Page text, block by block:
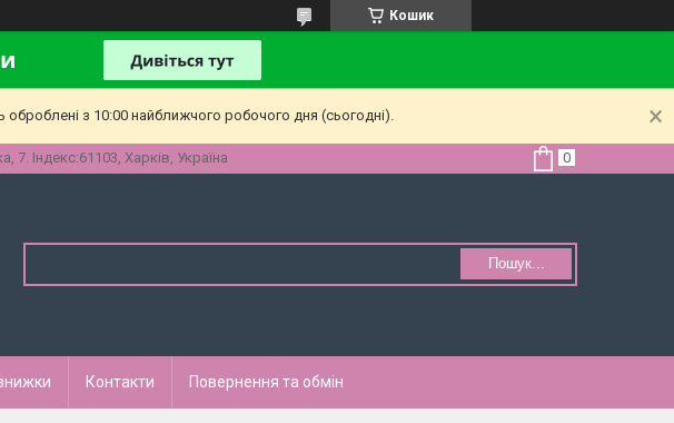
Кошик
з 10:00 найближчого робочого дня (сьогодні).
7. Індекс:61103, Харків, Україна
Пошук...
Контакти Повернення та обмін